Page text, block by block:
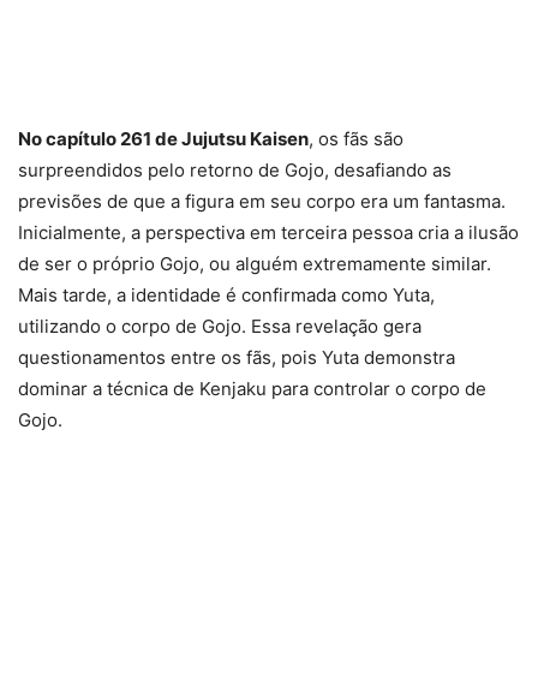
No capítulo 261 de Jujutsu Kaisen, os fãs são
surpreendidos pelo retorno de Gojo, desafiando as
previsões de que a figura em seu corpo era um fantasma.
Inicialmente, a perspectiva em terceira pessoa cria a ilusão
de ser o próprio Gojo, ou alguém extremamente similar.
Mais tarde, a identidade é confirmada como Yuta,
utilizando o corpo de Gojo. Essa revelação gera
questionamentos entre os fãs, pois Yuta demonstra
dominar a técnica de Kenjaku para controlar o corpo de
Gojo.